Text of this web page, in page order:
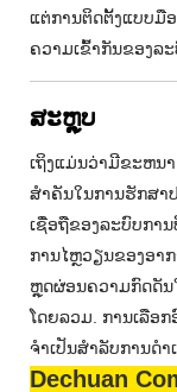
ແຕ່ການຕິດຕັ້ງແບບມື
ຄວາມເຂົ້າກັນຂອງລ
ສະຫຼຸບ
ເຖິງແມ່ນວ່າມີຂະຫນ
ສໍາຄັນໃນການຮັກສາ
ເຊື່ອຖືຂອງລະບົບກາ
ການໄຫຼວຽນຂອງອາ
ຫຼຸດຜ່ອນຄວາມກົດດັນ
ໂດຍລວມ. ການເລືອ
ຈໍາເປັນສໍາລັບການດໍາ
Dechuan